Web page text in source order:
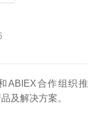
ABIEX合作组织推
及解决方案。